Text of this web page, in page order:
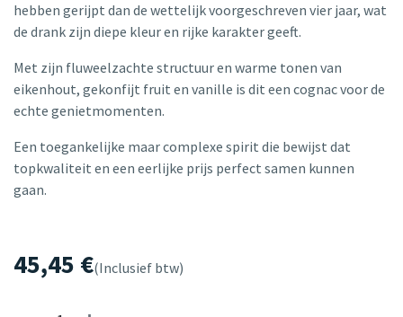
hebben gerijpt dan de wettelijk voorgeschreven vier jaar, wat
de drank zijn diepe kleur en rijke karakter geeft.
Met zijn fluweelzachte structuur en warme tonen van
eikenhout, gekonfijt fruit en vanille is dit een cognac voor de
echte genietmomenten.
Een toegankelijke maar complexe spirit die bewijst dat
topkwaliteit en een eerlijke prijs perfect samen kunnen
gaan.
45,45 €(Inclusief btw)